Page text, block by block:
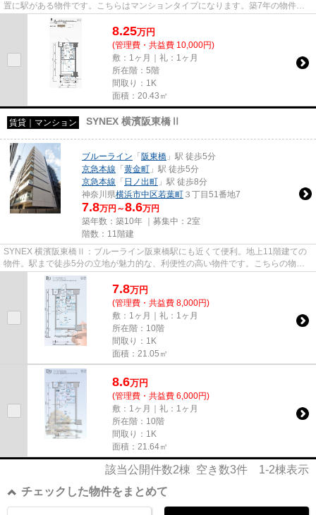
置に駅がある物件です。こちらはマンションタイプになります。築7年の物件で
充実した毎日を過ごしませんか...
8.25万円
(管理費・共益費 10,000円)
敷：1ヶ月｜礼：1ヶ月
所在階：5階
間取り：1K
面積：20.43㎡
賃貸｜マンション SYNEX 横濱阪東橋Ⅱ
ブルーライン 「 阪東橋 」駅 徒歩5分
京急本線 「 黄金町 」駅 徒歩5分
京急本線 「 日ノ出町 」駅 徒歩8分
神奈川県横浜市中区若葉町 ３丁目51番地7
7.8万円～8.6万円
築年数：築10年 ｜募集中： 2室
階数：11階建
SYNEX 横濱阪東橋Ⅱ：ブルーライン阪東橋駅にも近くて便利。地上11階建ての
物件。駅まで徒歩5分の立地が魅力的な、利便性の高い物件です。こちらの物件
はマンションです。横浜市中区エ...
7.8万円
(管理費・共益費 8,000円)
敷：1ヶ月｜礼：1ヶ月
所在階：10階
間取り：1K
面積：21.05㎡
8.6万円
(管理費・共益費 6,000円)
敷：1ヶ月｜礼：1ヶ月
所在階：10階
間取り：1K
面積：21.64㎡
該当公開件数2棟 空き数3件 1-2棟表示
チェックした物件をまとめて